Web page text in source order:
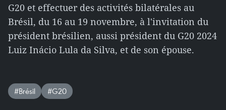
G20 et effectuer des activités bilatérales au
Brésil, du 16 au 19 novembre, à l'invitation du
président brésilien, aussi président du G20 2024
Luiz Inácio Lula da Silva, et de son épouse.
#Brésil #G20